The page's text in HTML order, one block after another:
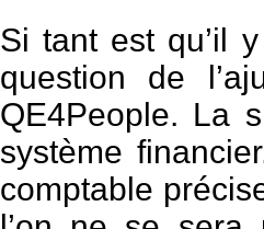
Si tant est qu’il
question de
QE4People. La
système
comptable